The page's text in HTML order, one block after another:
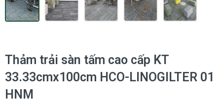
Thảm trải sàn tấm cao cấp KT
33.33cmx100cm HCO-LINOGILTER 01
HNM